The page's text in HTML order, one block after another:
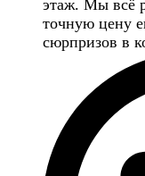
этаж. Мы всё
точную цену
сюрпризов в